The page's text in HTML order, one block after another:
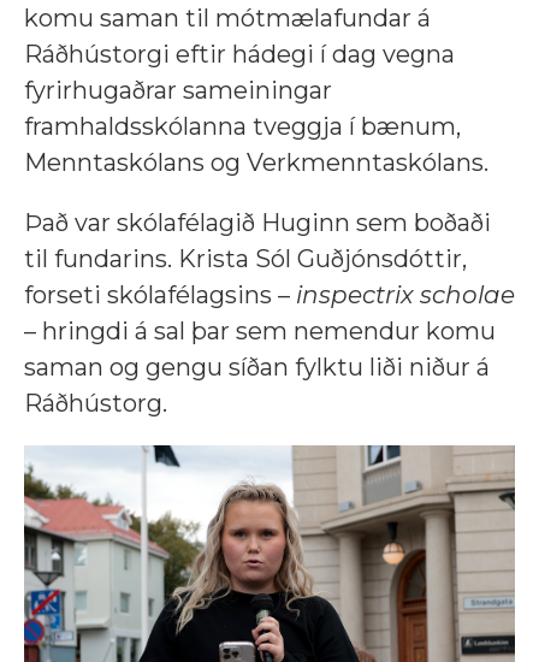
komu saman til mótmælafundar á
Ráðhústorgi eftir hádegi í dag vegna
fyrirhugaðrar sameiningar
framhaldsskólanna tveggja í bænum,
Menntaskólans og Verkmenntaskólans.
Það var skólafélagið Huginn sem boðaði
til fundarins. Krista Sól Guðjóns­dótt­ir,
forseti skólafélagsins – inspectrix scholae
– hringdi á sal þar sem nemendur komu
saman og gengu síðan fylktu liði niður á
Ráðhústorg.